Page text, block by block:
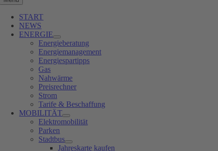
START
NEWS
ENERGIE
Energieberatung
Energiemanagement
Energiespartipps
Gas
Nahwärme
Preisrechner
Strom
Tarife & Beschaffung
MOBILITÄT
Elektromobilität
Parken
Stadtbus
Jahreskarte kaufen